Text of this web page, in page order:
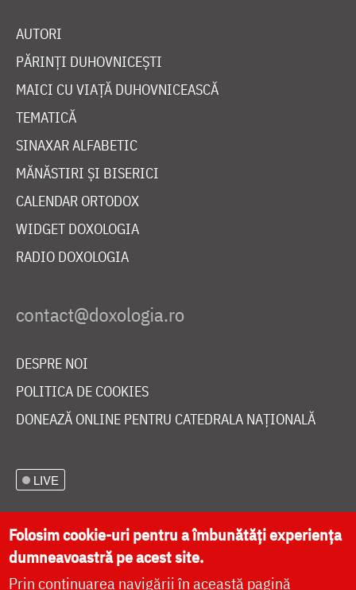
AUTORI
PĂRINȚI DUHOVNICEȘTI
MAICI CU VIAȚĂ DUHOVNICEASCĂ
TEMATICĂ
SINAXAR ALFABETIC
MĂNĂSTIRI ȘI BISERICI
CALENDAR ORTODOX
WIDGET DOXOLOGIA
RADIO DOXOLOGIA
DESPRE NOI
POLITICA DE COOKIES
DONEAZĂ ONLINE PENTRU CATEDRALA NAȚIONALĂ
LIVE
Site dezvoltat deDOXOLOGIA MEDIA
Arhiepiscopia Iașilor | ©doxologia.ro
Folosim cookie-uri pentru a îmbunătăți experiența
dumneavoastră pe acest site.
Prin continuarea navigării în această pagină